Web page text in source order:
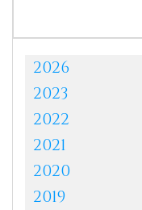
2026
2023
2022
2021
2020
2019